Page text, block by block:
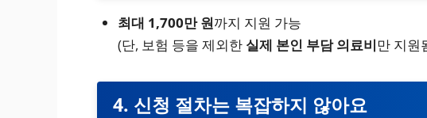
최대 1,700만 원까지 지원 가능
(단, 보험 등을 제외한 실제 본인 부담 의료비만 지원
4. 신청 절차는 복잡하지 않아요